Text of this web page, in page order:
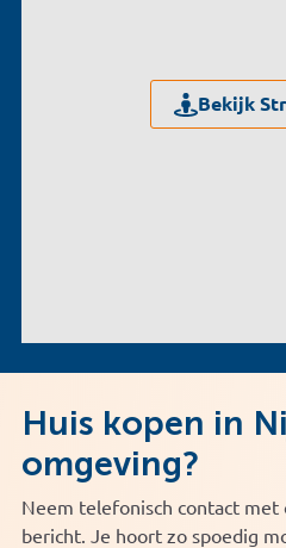
Bekijk
Huis kopen in
omgeving?
Neem telefonisch contact met
bericht. Je hoort zo spoedig